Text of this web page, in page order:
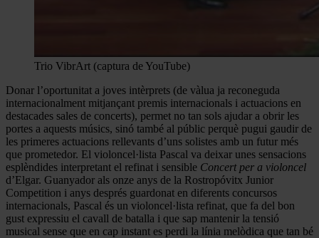
Trio VibrArt (captura de YouTube)
Donar l’oportunitat a joves intèrprets (de vàlua ja reconeguda
internacionalment mitjançant premis internacionals i actuacions en
destacades sales de concerts), permet no tan sols ajudar a obrir les
portes a aquests músics, sinó també al públic perquè pugui gaudir de
les primeres actuacions rellevants d’uns solistes amb un futur més
que prometedor. El violoncel·lista Pascal va deixar unes sensacions
esplèndides interpretant el refinat i sensible Concert per a violoncel
d’Elgar. Guanyador als onze anys de la Rostropóvitx Junior
Competition i anys després guardonat en diferents concursos
internacionals, Pascal és un violoncel·lista refinat, que fa del bon
gust expressiu el cavall de batalla i que sap mantenir la tensió
musical sense que en cap instant es perdi la línia melòdica que tan bé